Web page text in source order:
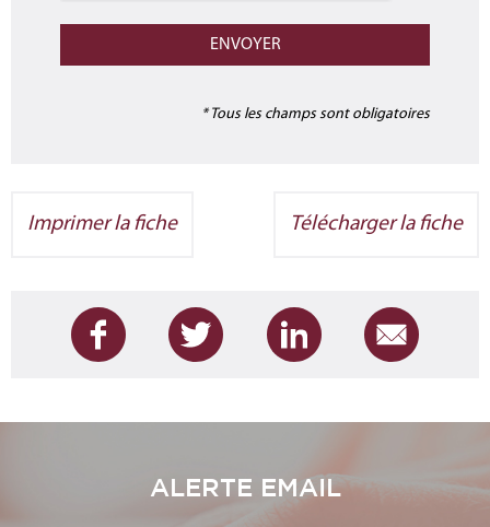
* Tous les champs sont obligatoires
Imprimer la fiche Télécharger la fiche
ALERTE EMAIL